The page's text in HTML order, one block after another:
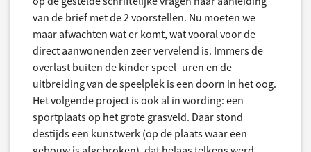
van de brief met de 2 voorstellen. Nu moeten we
maar afwachten wat er komt, wat vooral voor de
direct aanwonenden zeer vervelend is. Immers de
overlast buiten de kinder speel -uren en de
uitbreiding van de speelplek is een doorn in het oog.
Het volgende project is ook al in wording: een
sportplaats op het grote grasveld. Daar stond
destijds een kunstwerk (op de plaats waar een